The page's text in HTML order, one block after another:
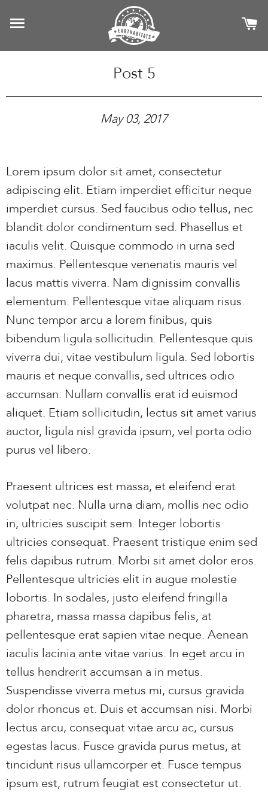
SITE NAVIGATION
Post 5
May 03, 2017
Lorem ipsum dolor sit amet, consectetur
adipiscing elit. Etiam imperdiet efficitur neque
imperdiet cursus. Sed faucibus odio tellus, nec
blandit dolor condimentum sed. Phasellus et
iaculis velit. Quisque commodo in urna sed
maximus. Pellentesque venenatis mauris vel
lacus mattis viverra. Nam dignissim convallis
elementum. Pellentesque vitae aliquam risus.
Nunc tempor arcu a lorem finibus, quis
bibendum ligula sollicitudin. Pellentesque quis
viverra dui, vitae vestibulum ligula. Sed lobortis
mauris et neque convallis, sed ultrices odio
accumsan. Nullam convallis erat id euismod
aliquet. Etiam sollicitudin, lectus sit amet varius
auctor, ligula nisl gravida ipsum, vel porta odio
purus vel libero.
Praesent ultrices est massa, et eleifend erat
volutpat nec. Nulla urna diam, mollis nec odio
in, ultricies suscipit sem. Integer lobortis
ultricies consequat. Praesent tristique enim sed
felis dapibus rutrum. Morbi sit amet dolor eros.
Pellentesque ultricies elit in augue molestie
lobortis. In sodales, justo eleifend fringilla
pharetra, massa massa dapibus felis, at
pellentesque erat sapien vitae neque. Aenean
iaculis lacinia ante vitae varius. In eget arcu in
tellus hendrerit accumsan a in metus.
Suspendisse viverra metus mi, cursus gravida
dolor rhoncus et. Duis et accumsan nisi. Morbi
lectus arcu, consequat vitae arcu ac, cursus
egestas lacus. Fusce gravida purus metus, at
tincidunt risus ullamcorper et. Fusce tempus
ipsum est, rutrum feugiat est consectetur ut.